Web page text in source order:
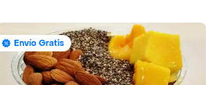
Envío Gratis